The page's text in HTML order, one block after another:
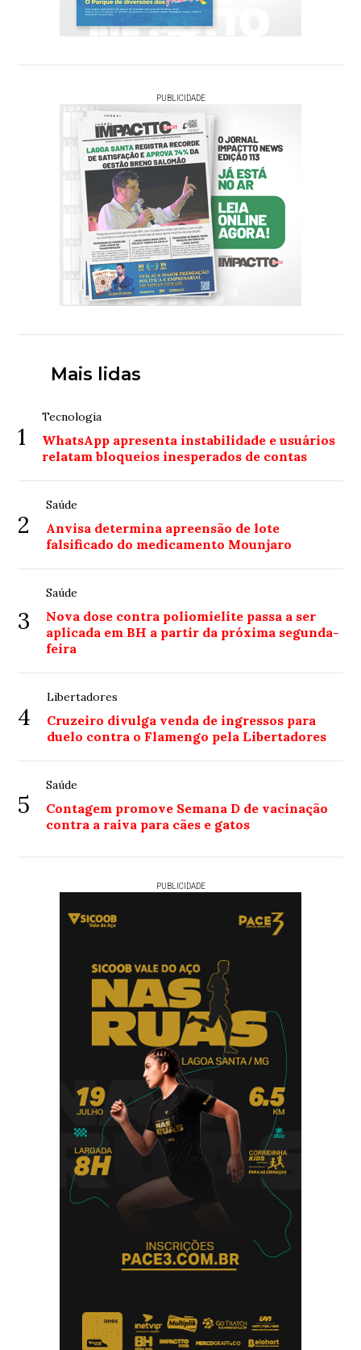
PUBLICIDADE
Mais lidas
1
Tecnologia
WhatsApp apresenta instabilidade e usuários
relatam bloqueios inesperados de contas
2
Saúde
Anvisa determina apreensão de lote
falsificado do medicamento Mounjaro
3
Saúde
Nova dose contra poliomielite passa a ser
aplicada em BH a partir da próxima segunda-
feira
4
Libertadores
Cruzeiro divulga venda de ingressos para
duelo contra o Flamengo pela Libertadores
5
Saúde
Contagem promove Semana D de vacinação
contra a raiva para cães e gatos
PUBLICIDADE